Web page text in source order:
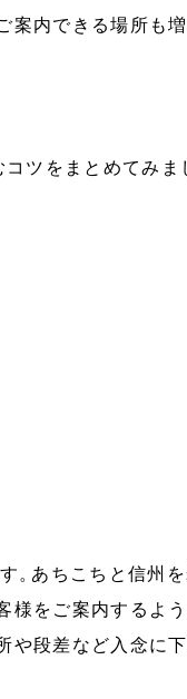
案内できる場所も
ツをまとめてみま
。あちこちと信州
様をご案内するよ
や段差など入念に